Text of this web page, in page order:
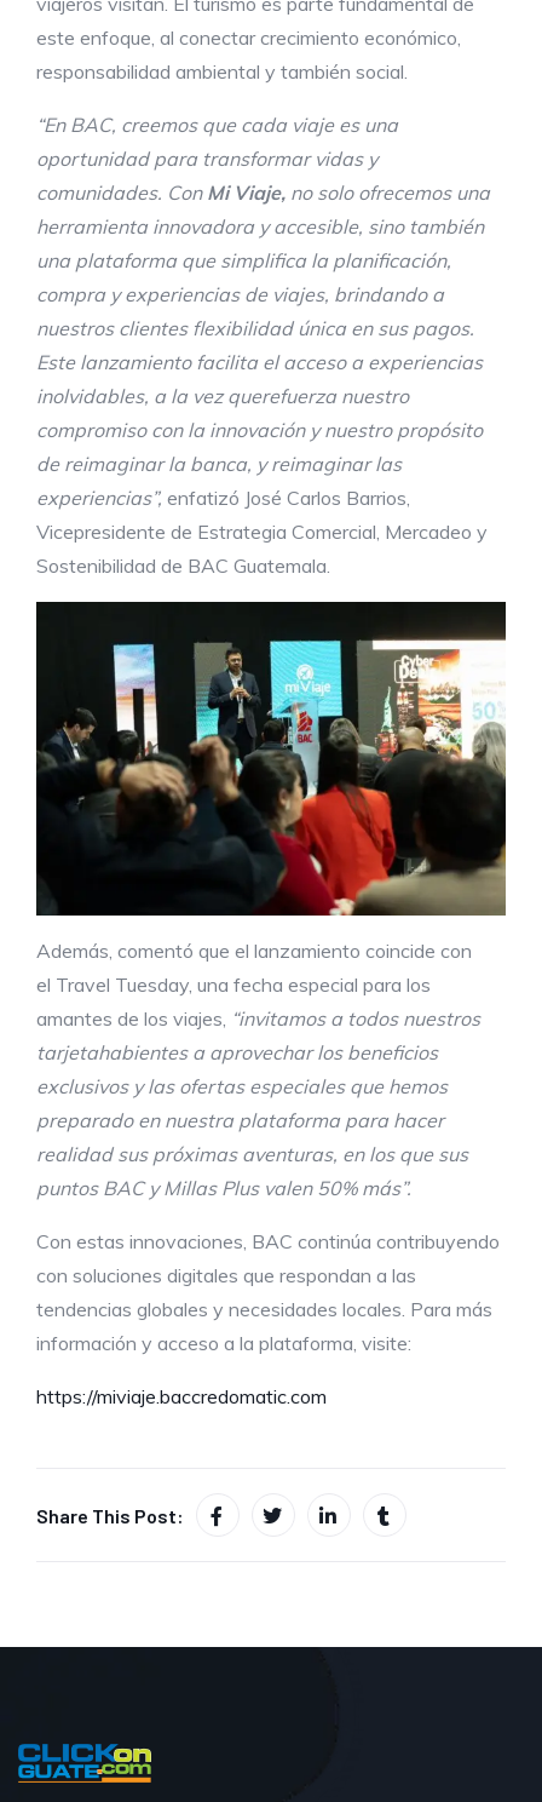
este enfoque, al conectar crecimiento económico,
responsabilidad ambiental y también social.
“En BAC, creemos que cada viaje es una
oportunidad para transformar vidas y
comunidades. Con Mi Viaje, no solo ofrecemos una
herramienta innovadora y accesible, sino también
una plataforma que simplifica la planificación,
compra y experiencias de viajes, brindando a
nuestros clientes flexibilidad única en sus pagos.
Este lanzamiento facilita el acceso a experiencias
inolvidables, a la vez querefuerza nuestro
compromiso con la innovación y nuestro propósito
de reimaginar la banca, y reimaginar las
experiencias”, enfatizó José Carlos Barrios,
Vicepresidente de Estrategia Comercial, Mercadeo y
Sostenibilidad de BAC Guatemala.
Además, comentó que el lanzamiento coincide con
el Travel Tuesday, una fecha especial para los
amantes de los viajes, “invitamos a todos nuestros
tarjetahabientes a aprovechar los beneficios
exclusivos y las ofertas especiales que hemos
preparado en nuestra plataforma para hacer
realidad sus próximas aventuras, en losque sus
puntos BAC y Millas Plus valen 50% más”.
Con estas innovaciones, BAC continúa contribuyendo
con soluciones digitales que respondan a las
tendencias globales y necesidades locales. Para más
información y acceso a la plataforma, visite:
https://miviaje.baccredomatic.com
Share This Post: